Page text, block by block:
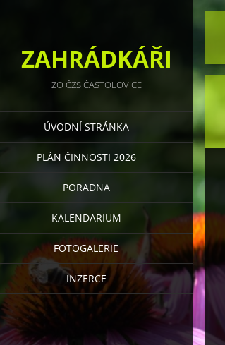
ZAHRÁDKÁŘI
ZO ČZS ČASTOLOVICE
ÚVODNÍ STRÁNKA
PLÁN ČINNOSTI 2026
PORADNA
KALENDARIUM
FOTOGALERIE
INZERCE